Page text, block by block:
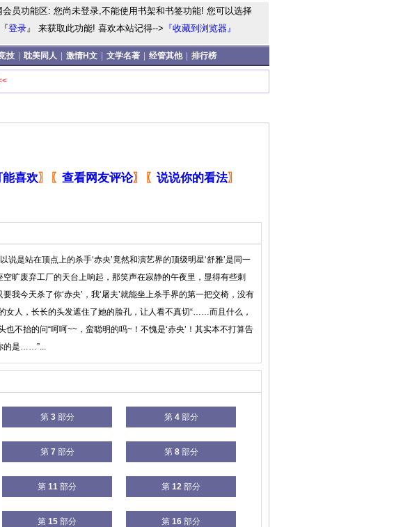
会员功能区: 您尚未登录,不能使用书架和书签功能! 您可以选择
登录』 来获取此功能! 喜欢本站记得--> 『收藏到浏览器』
技 耽美同人 激情H文 文学名著 经管其他 排行榜
喜欢〗 〖 查看网友评论〗 〖 说说你的看法〗
是站在顶点上的杀手‘赤央’竟然和演艺界的顶级明星‘舒雅’是同一
旷废弃工厂的天台上响起，那笑声在寂静的午夜里，显得有些刺
今天杀了你‘赤央’，我‘屠夫’就能坐上杀手界的第一把交椅，没有
女人，长长的头发遮住了她的脸孔，让人看不真切“……而且什么，
不抬的问“呵呵~~，蛮聪明的吗~！不愧是‘赤央’！其实本不打算告
的是……”...
第 3部分 第 4部分
第 7 部分 第 8部分
第 11 部分 第 12 部分
第 15 部分 第 16 部分